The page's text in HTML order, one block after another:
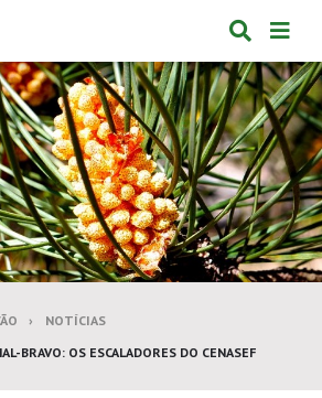
Alternar
de
de
NOTÍCIAS
BRAVO: OS ESCALADORES DO CENASEF